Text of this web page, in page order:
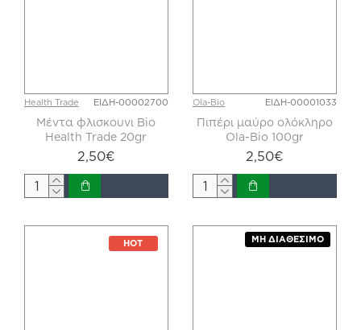
Health Trade ΕΙΔΗ-00002700
Μέντα φλισκουνι Bio
Health Trade 20gr
2,50€
Ola-Bio ΕΙΔΗ-00001033
Πιπέρι μαύρο ολόκληρο
Ola-Bio 100gr
2,50€
HOT ΜΗ ΔΙΑΘΈΣΙΜΟ